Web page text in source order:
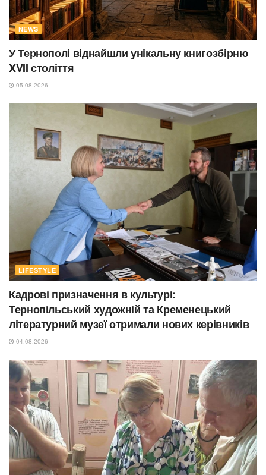
NEWS
У Тернополі віднайшли унікальну книгозбірню
XVII століття
05.08.2026
LIFESTYLE
Кадрові призначення в культурі:
Тернопільський художній та Кременецький
літературний музеї отримали нових керівників
04.08.2026